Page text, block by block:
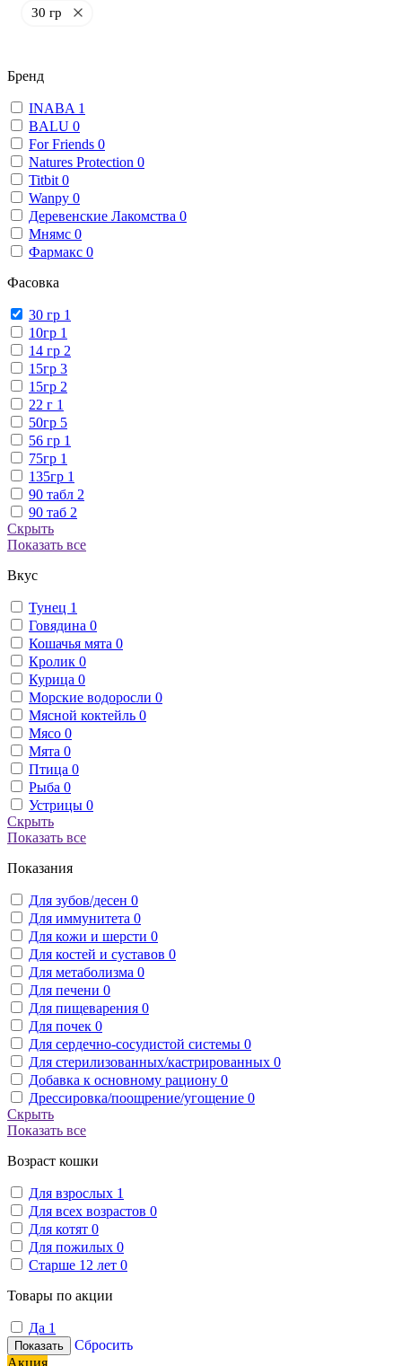
30 гр
Бренд
INABA 1
BALU 0
For Friends 0
Natures Protection 0
Titbit 0
Wanpy 0
Деревенские Лакомства 0
Мнямс 0
Фармакс 0
Фасовка
30 гр 1
10гр 1
14 гр 2
15гр 3
15гр 2
22 г 1
50гр 5
56 гр 1
75гр 1
135гр 1
90 табл 2
90 таб 2
Скрыть
Показать все
Вкус
Тунец 1
Говядина 0
Кошачья мята 0
Кролик 0
Курица 0
Морские водоросли 0
Мясной коктейль 0
Мясо 0
Мята 0
Птица 0
Рыба 0
Устрицы 0
Скрыть
Показать все
Показания
Для зубов/десен 0
Для иммунитета 0
Для кожи и шерсти 0
Для костей и суставов 0
Для метаболизма 0
Для печени 0
Для пищеварения 0
Для почек 0
Для сердечно-сосудистой системы 0
Для стерилизованных/кастрированных 0
Добавка к основному рациону 0
Дрессировка/поощрение/угощение 0
Скрыть
Показать все
Возраст кошки
Для взрослых 1
Для всех возрастов 0
Для котят 0
Для пожилых 0
Старше 12 лет 0
Товары по акции
Да 1
Показать
Сбросить
Акция